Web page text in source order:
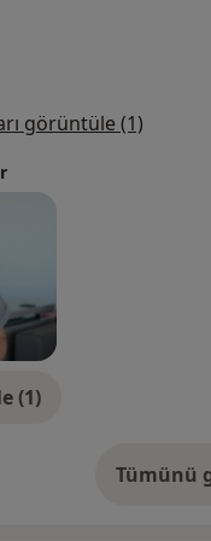
görüntüle (1)
(1)
Tümünü